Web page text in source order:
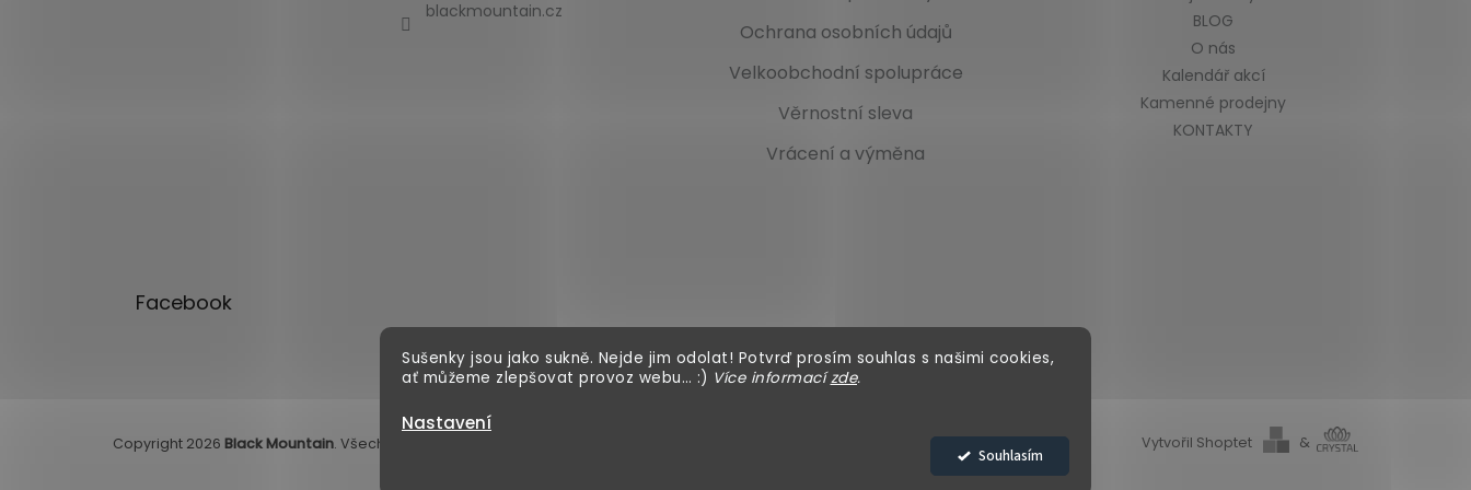
Sušenky jsou jako sukně. Nejde jim odolat! Potvrď prosím souhlas s našimi cookies,
ať můžeme zlepšovat provoz webu… :) Více informacízde.
Nastavení
Souhlasím
blackmountain.cz
Ochrana osobních údajů
Velkoobchodní spolupráce
Věrnostní sleva
Vrácení a výměna
BLOG
O nás
Kalendář akcí
Kamenné prodejny
KONTAKTY
Facebook
Vytvořil Shoptet &
Copyright 2026 Black Mountain. Všechna práva vyhrazena.